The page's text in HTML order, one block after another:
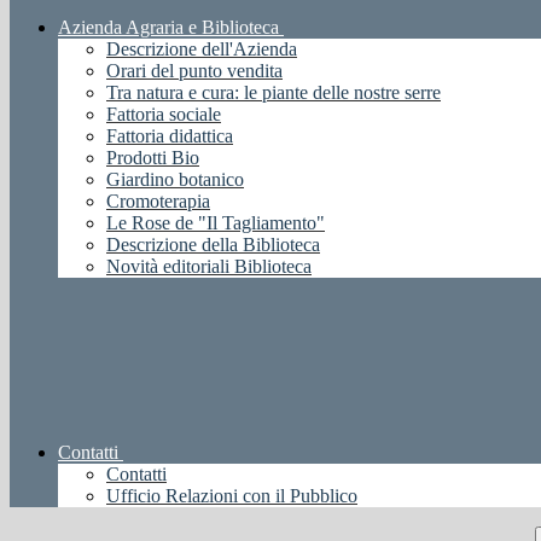
Azienda Agraria e Biblioteca
Descrizione dell'Azienda
Orari del punto vendita
Tra natura e cura: le piante delle nostre serre
Fattoria sociale
Fattoria didattica
Prodotti Bio
Giardino botanico
Cromoterapia
Le Rose de "Il Tagliamento"
Descrizione della Biblioteca
Novità editoriali Biblioteca
Contatti
Contatti
Ufficio Relazioni con il Pubblico